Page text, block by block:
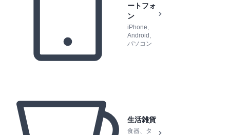
ートフォ
ン
iPhone,
Android,
パソコン
生活雑貨
食器、タ